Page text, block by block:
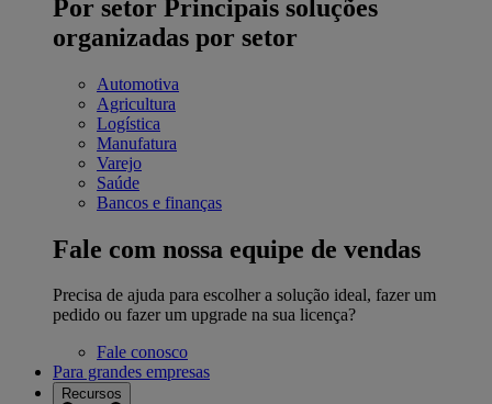
Por setor Principais soluções
organizadas por setor
Automotiva
Agricultura
Logística
Manufatura
Varejo
Saúde
Bancos e finanças
Fale com nossa equipe de vendas
Precisa de ajuda para escolher a solução ideal, fazer um
pedido ou fazer um upgrade na sua licença?
Fale conosco
Para grandes empresas
Recursos